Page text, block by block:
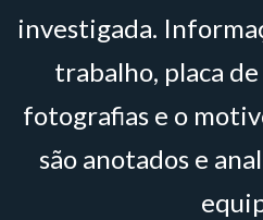
investigada.
trabalho, placa
fotografias e o
são anotados e